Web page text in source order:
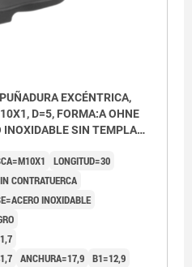
EXCÉNTRICA,
D=5, FORMA:A OHNE
INOXIDABLE SIN TEMPLAR
LONGITUD=30
CONTRATUERCA
INOXIDABLE
ANCHURA=17,9 B1=12,9